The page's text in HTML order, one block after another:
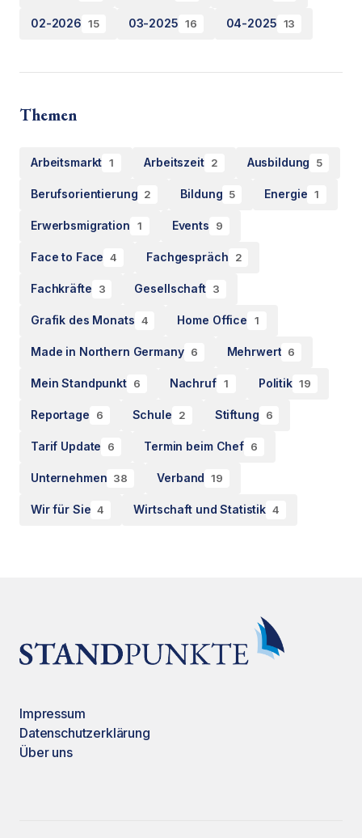
02-2026 15 03-2025 16 04-2025 13
Themen
Arbeitsmarkt 1 Arbeitszeit 2 Ausbildung 5
Berufsorientierung 2 Bildung 5 Energie 1
Erwerbsmigration 1 Events 9
Face to Face 4 Fachgespräch 2
Fachkräfte 3 Gesellschaft 3
Grafik des Monats 4 Home Office 1
Made in Northern Germany 6 Mehrwert 6
Mein Standpunkt 6 Nachruf 1 Politik 19
Reportage 6 Schule 2 Stiftung 6
Tarif Update 6 Termin beim Chef 6
Unternehmen 38 Verband 19
Wir für Sie 4 Wirtschaft und Statistik 4
Impressum
Datenschutzerklärung
Über uns